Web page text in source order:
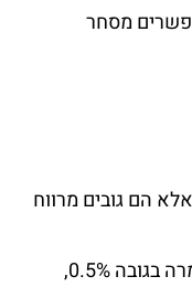
מסחר
אין עמלת המרת מט"ח ב IBI Trade אלא הם גובים מרווח